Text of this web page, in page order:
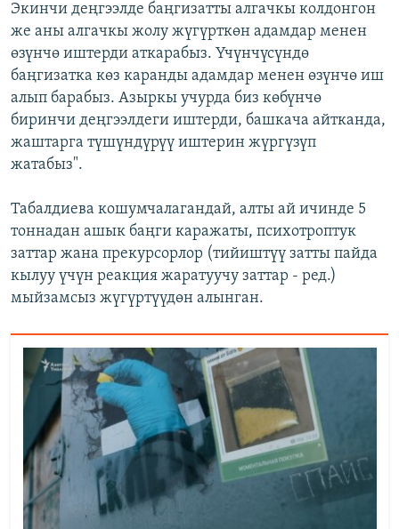
Экинчи деңгээлде баңгизатты алгачкы колдонгон
же аны алгачкы жолу жүгүрткөн адамдар менен
өзүнчө иштерди аткарабыз. Үчүнчүсүндө
баңгизатка көз каранды адамдар менен өзүнчө иш
алып барабыз. Азыркы учурда биз көбүнчө
биринчи деңгээлдеги иштерди, башкача айтканда,
жаштарга түшүндүрүү иштерин жүргүзүп
жатабыз".
Табалдиева кошумчалагандай, алты ай ичинде 5
тоннадан ашык баңги каражаты, психотроптук
заттар жана прекурсорлор (тийиштүү затты пайда
кылуу үчүн реакция жаратуучу заттар - ред.)
мыйзамсыз жүгүртүүдөн алынган.